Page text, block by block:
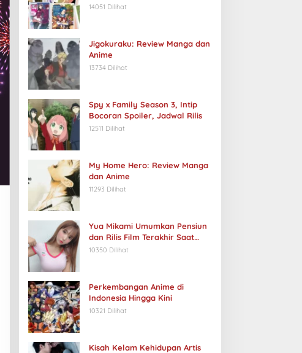
14051 Dilihat
Jigokuraku: Review Manga dan
Anime
13734 Dilihat
Spy x Family Season 3, Intip
Bocoran Spoiler, Jadwal Rilis
12511 Dilihat
My Home Hero: Review Manga
dan Anime
11293 Dilihat
Yua Mikami Umumkan Pensiun
dan Rilis Film Terakhir Saat
Ulang Tahun
10350 Dilihat
Perkembangan Anime di
Indonesia Hingga Kini
10321 Dilihat
Kisah Kelam Kehidupan Artis